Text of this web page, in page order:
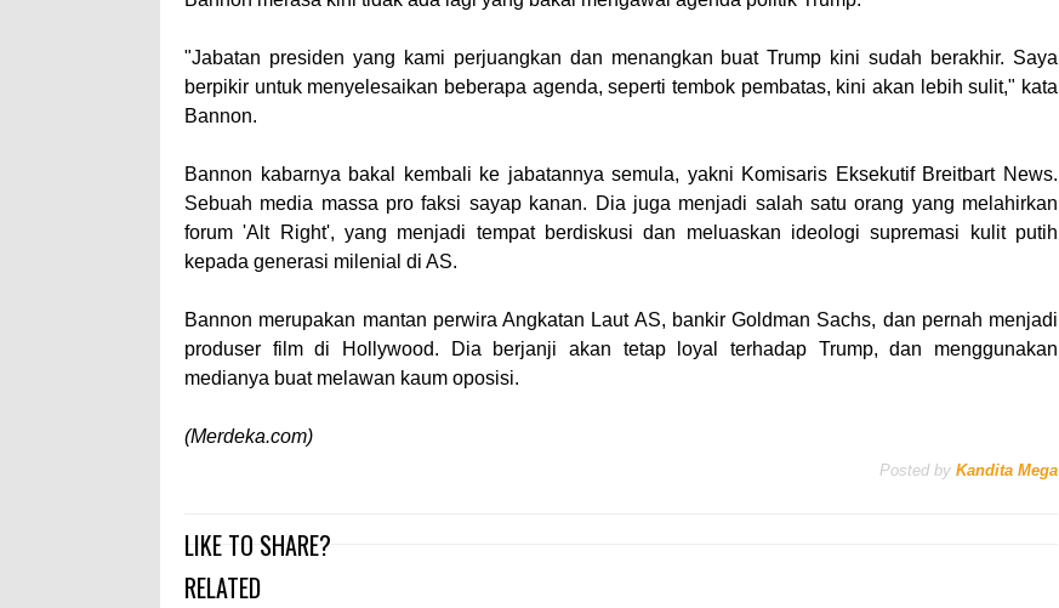
"Jabatan presiden yang kami perjuangkan dan menangkan buat Trump kini sudah berakhir. Saya
berpikir untuk menyelesaikan beberapa agenda, seperti tembok pembatas, kini akan lebih sulit," kata
Bannon.
Bannon kabarnya bakal kembali ke jabatannya semula, yakni Komisaris Eksekutif Breitbart News.
Sebuah media massa pro faksi sayap kanan. Dia juga menjadi salah satu orang yang melahirkan
forum 'Alt Right', yang menjadi tempat berdiskusi dan meluaskan ideologi supremasi kulit putih
kepada generasi milenial di AS.
Bannon merupakan mantan perwira Angkatan Laut AS, bankir Goldman Sachs, dan pernah menjadi
produser film di Hollywood. Dia berjanji akan tetap loyal terhadap Trump, dan menggunakan
medianya buat melawan kaum oposisi.
(Merdeka.com)
Posted by Kandita Mega
LIKE TO SHARE?
RELATED